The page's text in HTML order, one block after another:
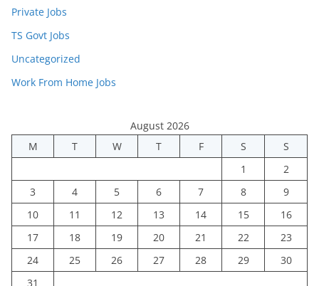
Private Jobs
TS Govt Jobs
Uncategorized
Work From Home Jobs
August 2026
M
T W T F S
S
1
2
3
4 5 6 7 8
9
10
11 12 13 14 15
16
17
18 19 20 21 22
23
24
25 26 27 28 29
30
31